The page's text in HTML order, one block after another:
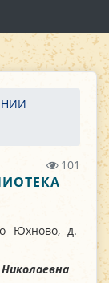
101
Юхново, д.